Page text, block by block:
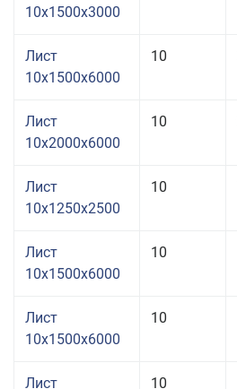
10x1500x3000
Лист
10x1500x6000
10
Лист
10x2000x6000
10
Лист
10x1250x2500
10
Лист
10x1500x6000
10
Лист
10x1500x6000
10
Лист
10